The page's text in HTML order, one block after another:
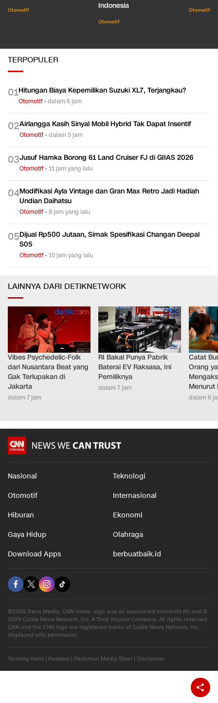
Otomotif
Indonesia
Otomotif
Otomotif
TERPOPULER
01Hitungan Biaya Kepemilikan Suzuki XL7, Terjangkau?
Otomotif•dalam 6 jam
02Airlangga Kasih Sinyal Mobil Hybrid Tak Dapat Insentif
Otomotif•dalam 5 jam
03Jusuf Hamka Borong 61 Land Cruiser FJ di GIIAS 2026
Otomotif•11 jam yang lalu
04Modifikasi Ayla Vintage dan Gran Max Retro Jadi Hadiah
Undian Daihatsu
Otomotif•9 jam yang lalu
05Dijual Rp500 Jutaan, Simak Spesifikasi Changan Deepal
S05
Otomotif•10 jam yang lalu
LAINNYA DARI DETIKNETWORK
Vibes Psychedelic-Folk
dari Nusantara Beat yang
Gak Terlupakan di
Jakarta
dalam 7 jam
RI Bakal Punya Pabrik
Baterai EV Raksasa, Ini
Pemiliknya
dalam 7 jam
Catat
Orang
Menurut
dalam 6
Nasional Teknologi
Otomotif Internasional
Hiburan Ekonomi
Gaya Hidup Olahraga
Download Apps berbuatbaik.id
©2026 Trans Media, CNN name, logo and all associated elements (R) and ©
2026 Cable News Network, Inc. A Time Warner Company. All rights reserved.
CNN and the CNN logo are registered marks of Cable News Network, Inc.,
displayed with permission.
Tentang Kami Redaksi Pedoman Media Siber Disclaimer